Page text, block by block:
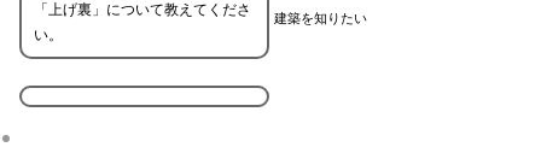
建築を知りたい
「上げ裏」について教えてくださ
い。